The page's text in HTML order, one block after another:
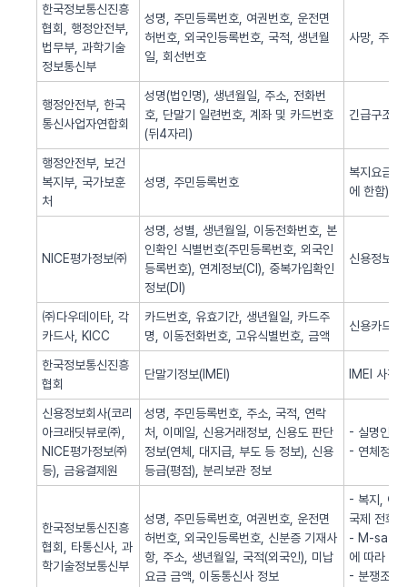
한국정보통신진흥
협회, 행정안전부,
법무부, 과학기술
정보통신부
성명, 주민등록번호, 여권번호, 운전면
허번호, 외국인등록번호, 국적, 생년월
일, 회선번호
사망, 주민
행정안전부, 한국
통신사업자연합회
성명(법인명), 생년월일, 주소, 전화번
호, 단말기 일련번호, 계좌 및 카드번호
(뒤4자리)
긴급구조(
행정안전부, 보건
복지부, 국가보훈
처
성명, 주민등록번호
복지요금
에 한함)
NICE평가정보㈜
성명, 성별, 생년월일, 이동전화번호, 본
인확인 식별번호(주민등록번호, 외국인
등록번호), 연계정보(CI), 중복가입확인
정보(DI)
신용정보
㈜다우데이타, 각
카드사, KICC
카드번호, 유효기간, 생년월일, 카드주
명, 이동전화번호, 고유식별번호, 금액
신용카드
한국정보통신진흥
협회
단말기정보(IMEI) IMEI 사전
신용정보회사(코리
아크래딧뷰로㈜,
NICE평가정보㈜
등), 금융결제원
성명, 주민등록번호, 주소, 국적, 연락
처, 이메일, 신용거래정보, 신용도 판단
정보(연체, 대지급, 부도 등 정보), 신용
등급(평점), 분리보관 정보
- 실명인증
- 연체정보
한국정보통신진흥
협회, 타통신사, 과
학기술정보통신부
성명, 주민등록번호, 여권번호, 운전면
허번호, 외국인등록번호, 신분증 기재사
항, 주소, 생년월일, 국적(외국인), 미납
요금 금액, 이동통신사 정보
- 복지, 이
국제 전화
- M-safer
에 따라
- 분쟁조정